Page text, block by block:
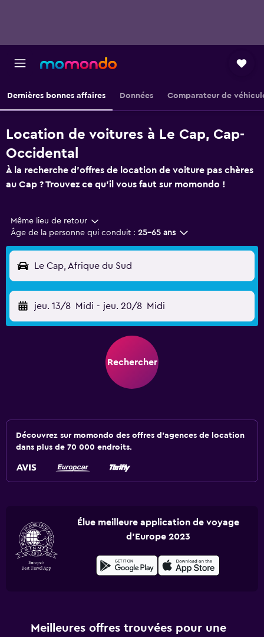
Dernières bonnes affaires Données Comparateur de
Location de voitures à Le Cap, Cap-
Occidental
À la recherche d'offres de location de voiture pas chères
au Cap ? Trouvez ce qu'il vous faut sur momondo !
Même lieu de retour
Âge de la personne qui conduit : 25-65 ans
Le Cap, Afrique du Sud
jeu. 13/8 Midi - jeu. 20/8 Midi
Rechercher
Découvrez sur momondo des offres d'agences de location
dans plus de 70 000 endroits.
Élue meilleure application de voyage
d'Europe 2023
Meilleures offres trouvées pour une